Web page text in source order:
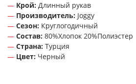
Крой: Длинный рукав
Производитель: Joggy
Сезон: Круглогодичный
Состав: 80%Хлопок 20%Полиэстер
Страна: Турция
Цвет: Черный